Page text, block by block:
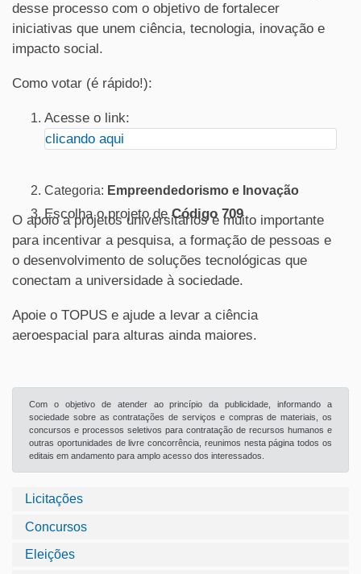
Licitações
Concursos
Eleições
desse processo com o objetivo de fortalecer
iniciativas que unem ciência, tecnologia, inovação e
impacto social.
Como votar (é rápido!):
Acesse o link:
clicando aqui
Categoria: Empreendedorismo e Inovação
Escolha o projeto deCódigo 709
O apoio a projetos universitários é muito importante
para incentivar a pesquisa, a formação de pessoas e
o desenvolvimento de soluções tecnológicas que
conectam a universidade à sociedade.
Apoie o TOPUS e ajude a levar a ciência
aeroespacial para alturas ainda maiores.
Com o objetivo de atender ao princípio da publicidade, informando a
sociedade sobre as contratações de serviços e compras de materiais, os
concursos e processos seletivos para contratação de recursos humanos e
outras oportunidades de livre concorrência, reunimos nesta página todos os
editais em andamento para amplo acesso dos interessados.